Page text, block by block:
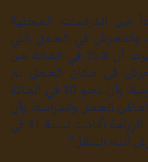
من الدراسات المحلية
في العمل التي
تتعرض لها النساء، والتي أظهرت أن 75.3 في المائة من
في مكان العمل لم
يفكرن في اتخاذ إجراءات قانونية، وأن نحو 30 في المائة
العمل والدراسة، وأن
من بين مجموعة من عاملات الزراعة أفادت نسبة 41 في
أثناء التنقل".